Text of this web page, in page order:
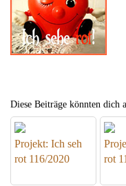
Diese Beiträge könnten dich
Projekt: Ich seh
rot 116/2020
rot